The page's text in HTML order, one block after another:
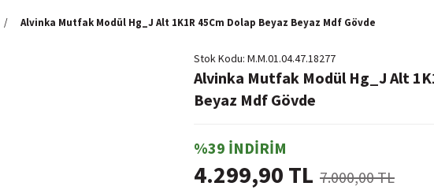
Alvinka Mutfak Modül Hg_J Alt 1K1R 45Cm Dolap Beyaz Beyaz Mdf Gövde
Stok Kodu M.M.01.04.47.18277
Alvinka Mutfak Modül Hg_J Alt
Beyaz Mdf Gövde
%39 İNDİRİM
4.299,90 TL 7.000,00 TL